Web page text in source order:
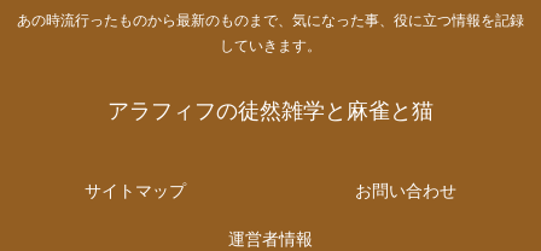
あの時流行ったものから最新のものまで、気になった事、役に立つ情報を記録
していきます。
アラフィフの徒然雑学と麻雀と猫
サイトマップ お問い合わせ
運営者情報